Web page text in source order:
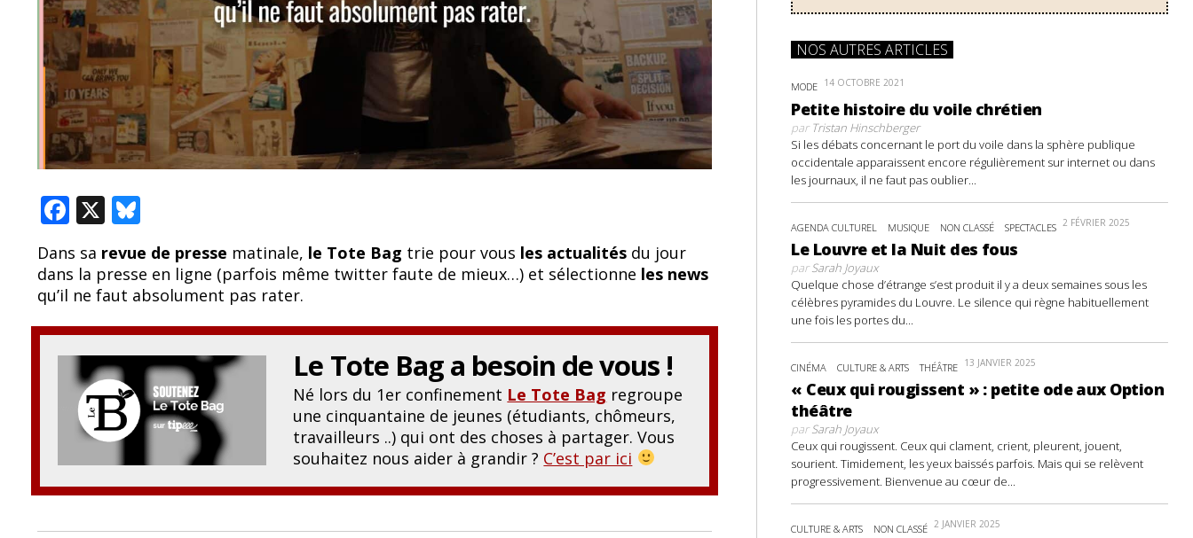
F
e
b
o
o
k
X
u
e
sk
y
Dans sa revue de presse matinale, le Tote Bag trie pour vous les actualités du jour
dans la presse en ligne (parfois même twitter faute de mieux…) et sélectionne les news
qu’il ne faut absolument pas rater.
Le Tote Baga besoin de vous !
Né lors du 1er confinement Le Tote Bag regroupe
une cinquantaine de jeunes (étudiants, chômeurs,
travailleurs ..) qui ont des choses à partager. Vous
souhaitez nous aider à grandir ? C’est par ici
NOS AUTRES ARTICLES
MODE 14 OCTOBRE 2021
Petite histoire du voile chrétien
parTristan Hinschberger
Si les débats concernant le port du voile dans la sphère publique
occidentale apparaissent encore régulièrement sur internet ou dans
les journaux, il ne faut pas oublier...
AGENDA CULTUREL MUSIQUE NON CLASSÉ SPECTACLES 2 FÉVRIER 2025
Le Louvre et la Nuit des fous
parSarah Joyaux
Quelque chose d’étrange s’est produit il y a deux semaines sous les
célèbres pyramides du Louvre. Le silence qui règne habituellement
une fois les portes du...
CINÉMA CULTURE & ARTS THÉÂTRE 13 JANVIER 2025
« Ceux qui rougissent » : petite ode aux Option
théâtre
parSarah Joyaux
Ceux qui rougissent. Ceux qui clament, crient, pleurent, jouent,
sourient. Timidement, les yeux baissés parfois. Mais qui se relèvent
progressivement. Bienvenue au cœur de...
CULTURE & ARTS NON CLASSÉ 2 JANVIER 2025